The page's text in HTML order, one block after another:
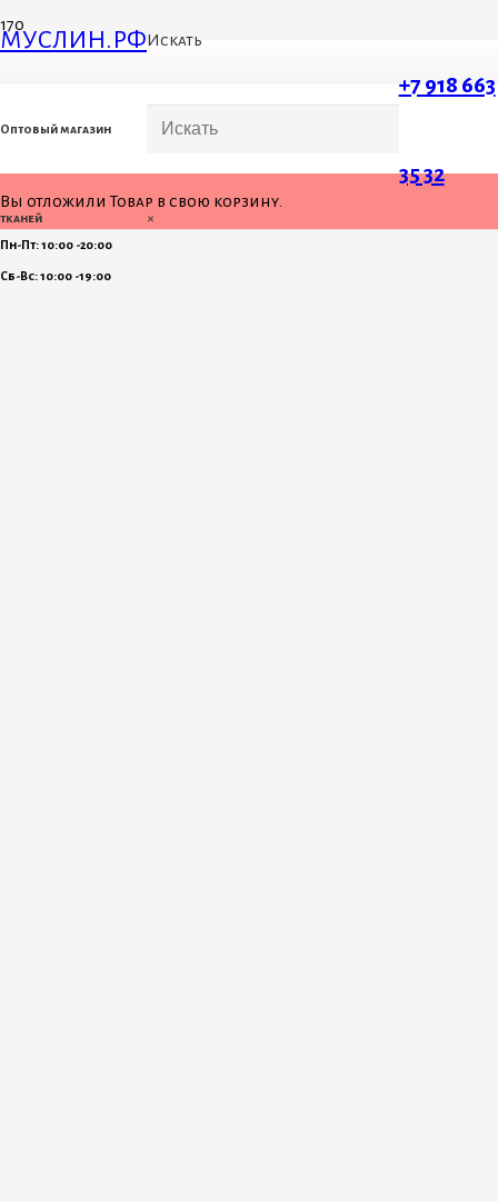
МУСЛИН.РФ
Оптовый магазин
тканей
Искать
×
+7 918 663
35 32
Вы отложилиТовар в свою корзину.
Пн-Пт: 10:00 -20:00
Сб-Вс: 10:00 -19:00